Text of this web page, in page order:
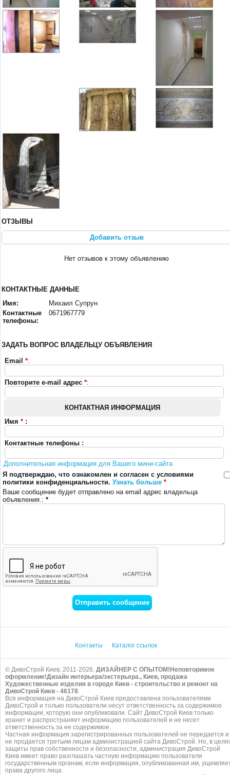
ОТЗЫВЫ
Добавить отзыв
Нет отзывов к этому объявлению
КОНТАКТНЫЕ ДАННЫЕ
Имя:
Михаил Супрун
Контактные
телефоны:
0671967779
ЗАДАТЬ ВОПРОС ВЛАДЕЛЬЦУ ОБЪЯВЛЕНИЯ
Email *:
Повторите e-mail адрес *:
КОНТАКТНАЯ ИНФОРМАЦИЯ
Имя * :
Контактные телефоны :
Дополнительная информация для Вашего мини-сайта
Я подтверждаю, что ознакомлен и согласен с условиями
политики конфиденциальности. Узнать больше *
Ваше сообщение будет отправлено на email адрес владельца
объявления.: *
Контакты Каталог ссылок
© ДивоСтрой Киев, 2011-2026. ДИЗАЙНЕР С ОПЫТОМ!Неповторимое
оформление!Дизайн интерьера/экстерьера., Киев, продажа
Художественные изделия в городе Киев - строительство и ремонт на
ДивоСтрой Киев - 46178.
Вся информация на ДивоСтрой Киев предоставлена пользователями
ДивоСтрой и только пользователи несут ответственность за содержимое
информации, которую они опубликовали. Сайт ДивоСтрой Киев только
хранит и распространяет информацию пользователей и не несет
ответственность за ее содержимое.
Частная информация зарегистрированных пользователей не передается и
не продается третьим лицам администрацией сайта ДивоСтрой. Но, в
защиты прав собственности и безопасности, администрация ДивоСтрой
Киев имеет право разглашать частную информацию пользователя
государственным органам, если информация, опубликованная им,
права другого лица.